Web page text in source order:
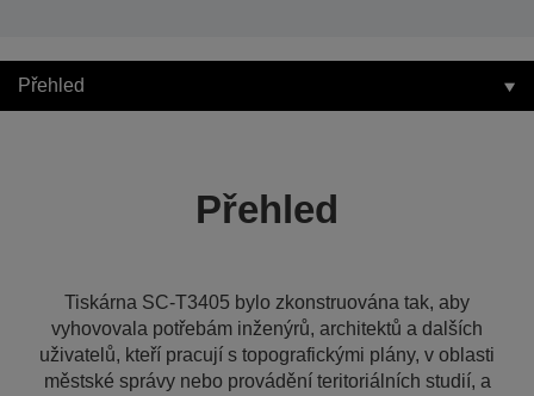
Přehled
Přehled
Tiskárna SC-T3405 bylo zkonstruována tak, aby
vyhovovala potřebám inženýrů, architektů a dalších
uživatelů, kteří pracují s topografickými plány, v oblasti
městské správy nebo provádění teritoriálních studií, a